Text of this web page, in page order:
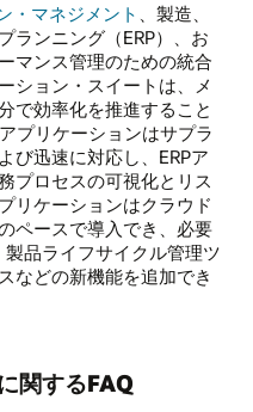
・マネジメント 、製造、
ランニング（ERP）、お
マンス管理のための統合
ション・スイートは、メ
で効率化を推進すること
プリケーションはサプラ
び迅速に対応し、ERPア
プロセスの可視化とリス
リケーションはクラウド
ペースで導入でき、必要
品ライフサイクル管理ツ
などの新機能を追加でき
関するFAQ